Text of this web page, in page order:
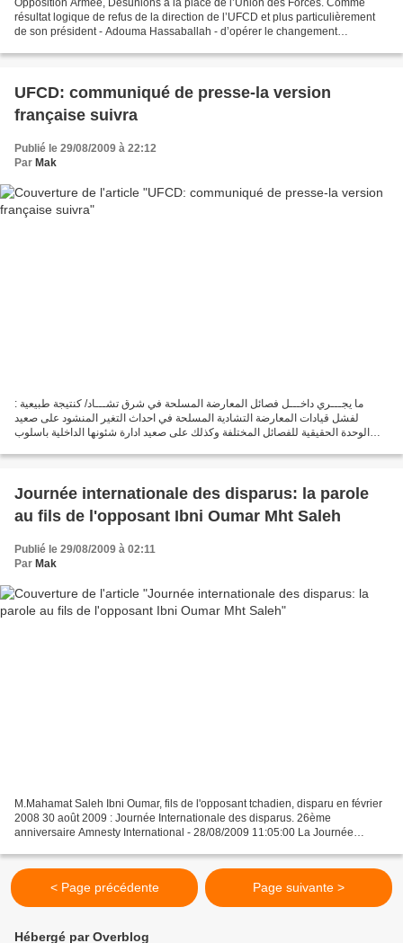
Opposition Armée, Désunions a la place de l’Union des Forces. Comme
résultat logique de refus de la direction de l’UFCD et plus particulièrement
de son président - Adouma Hassaballah - d’opérer le changement
UFCD: communiqué de presse-la version
française suivra
Publié le 29/08/2009 à 22:12
Par Mak
: ما يجـــري داخـــل فصائل المعارضة المسلحة في شرق تشـــاد/ كنتيجة طبيعية
لفشل قيادات المعارضة التشادية المسلحة في احداث التغير المنشود على صعيد
الوحدة الحقيقية للفصائل المختلفة وكذلك على صعيد ادارة شئونها الداخلية باسلوب
Journée internationale des disparus: la parole
au fils de l'opposant Ibni Oumar Mht Saleh
Publié le 29/08/2009 à 02:11
Par Mak
M.Mahamat Saleh Ibni Oumar, fils de l'opposant tchadien, disparu en février
2008 30 août 2009 : Journée Internationale des disparus. 26ème
anniversaire Amnesty International - 28/08/2009 11:05:00 La Journée
< Page précédente Page suivante >
Hébergé par Overblog